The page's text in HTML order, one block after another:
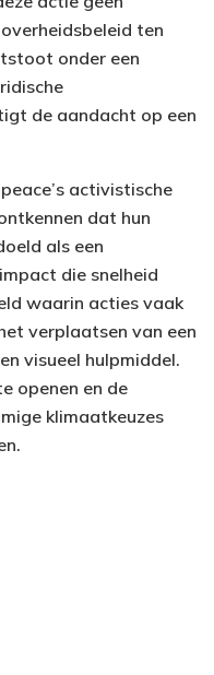
ten
onder een
de aandacht op een
activistische
dat hun
als een
die snelheid
waarin acties vaak
verplaatsen van een
visueel hulpmiddel.
openen en de
klimaatkeuzes